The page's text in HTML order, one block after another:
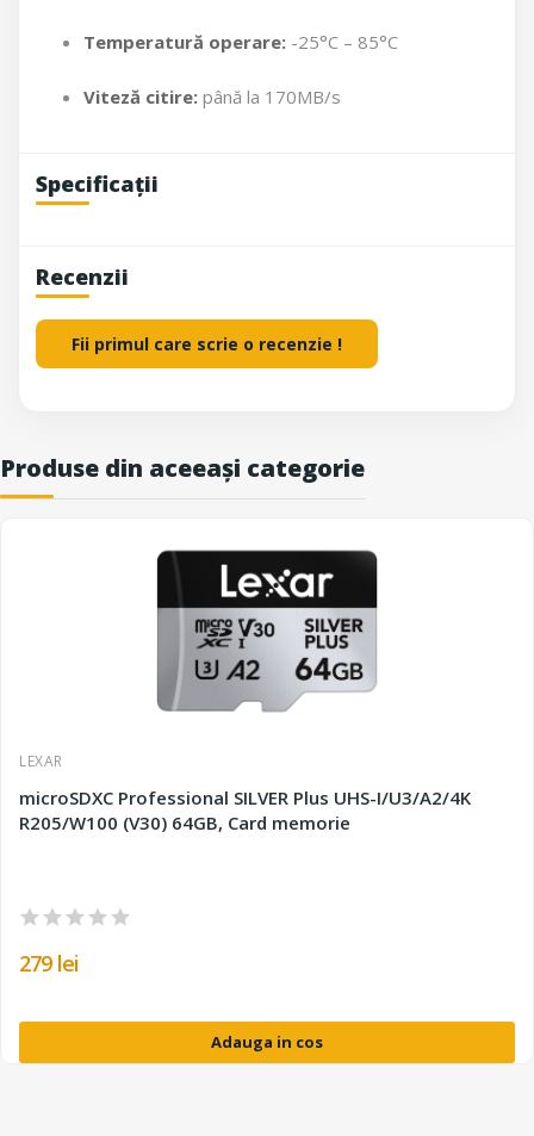
Temperatură operare: -25°C – 85°C
Viteză citire: până la 170MB/s
Specificații
Recenzii
Fii primul care scrie o recenzie !
Produse din aceeași categorie
LEXAR
microSDXC Professional SILVER Plus UHS-I/U3/A2/4K
R205/W100 (V30) 64GB, Card memorie
279 lei
Adauga in cos